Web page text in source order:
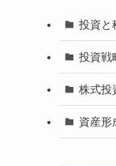
投資と
投資戦
株式投
資産形